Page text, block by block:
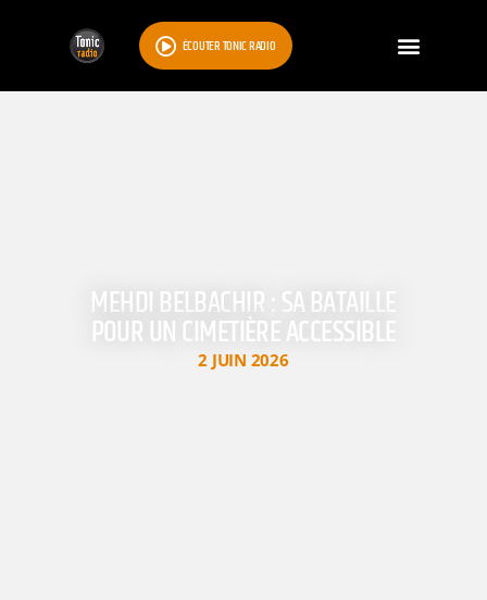
ÉCOUTER TONIC RADIO
MEHDI BELBACHIR : SA BATAILLE
POUR UN CIMETIÈRE ACCESSIBLE
2 JUIN 2026